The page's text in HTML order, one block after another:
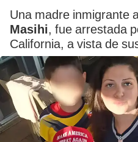
Una madre inmigrante
Masihi, fue arrestada
California, a vista de